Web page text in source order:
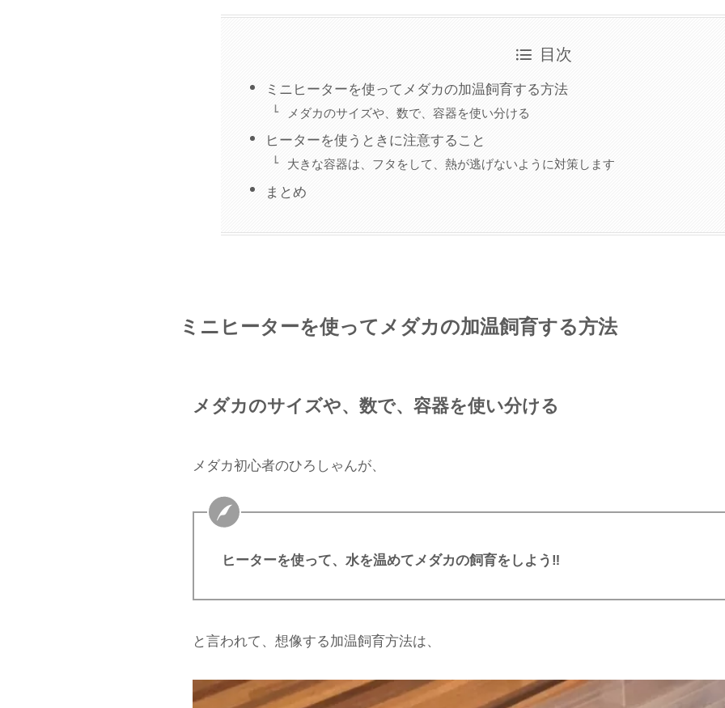
目次
ミニヒーターを使ってメダカの加温飼育する方法
メダカのサイズや、数で、容器を使い分ける
ヒーターを使うときに注意すること
大きな容器は、フタをして、熱が逃げないように対策します
まとめ
ミニヒーターを使ってメダカの加温飼育する方法
メダカのサイズや、数で、容器を使い分ける
メダカ初心者のひろしゃんが、
ヒーターを使って、水を温めてメダカの飼育をしよう‼
と言われて、想像する加温飼育方法は、